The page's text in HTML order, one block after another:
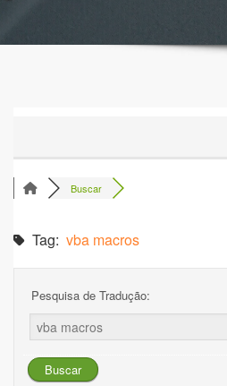
Buscar
Tag: vba macros
Pesquisa de Tradução: